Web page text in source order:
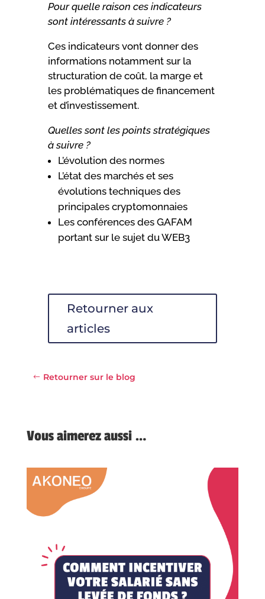
Pour quelle raison ces indicateurs
sont intéressants à suivre ?
Ces indicateurs vont donner des
informations notamment sur la
structuration de coût, la marge et
les problématiques de financement
et d’investissement.
Quelles sont les points stratégiques
à suivre ?
L’évolution des normes
L’état des marchés et ses
évolutions techniques des
principales cryptomonnaies
Les conférences des GAFAM
portant sur le sujet du WEB3
Retourner aux
articles
Retourner sur le blog
Vous aimerez aussi …